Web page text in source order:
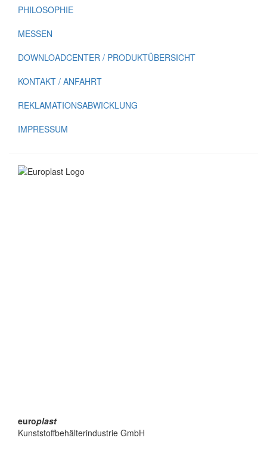
PHILOSOPHIE
MESSEN
DOWNLOADCENTER / PRODUKTÜBERSICHT
KONTAKT / ANFAHRT
REKLAMATIONS­ABWICKLUNG
IMPRESSUM
europlast
Kunststoffbehälterindustrie GmbH